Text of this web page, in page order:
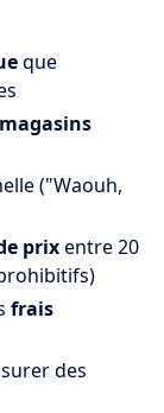
que
magasins
("Waouh,
prixentre 20
frais
des